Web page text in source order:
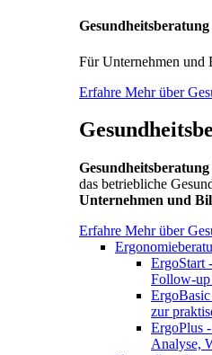
Gesundheitsberatung
Für Unternehmen und
Erfahre Mehr über
Gesundheitsberatung
das betriebliche
Unternehmen und
Erfahre Mehr über
ErgoStart
Follow-up
zur
ErgoPlus
Analyse,